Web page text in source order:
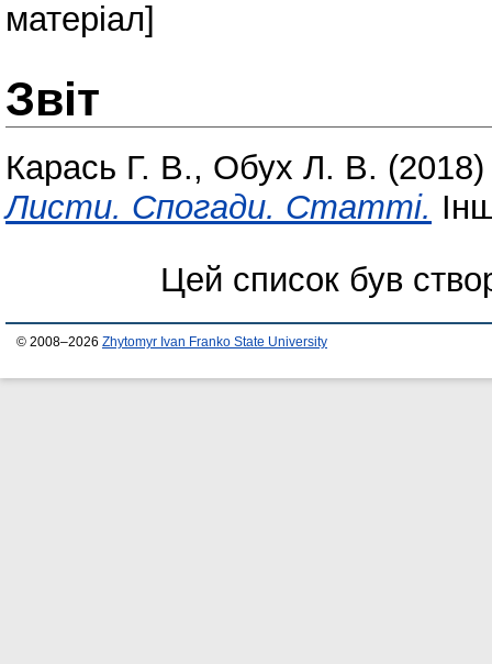
матеріал]
Звіт
Карась Г. В., Обух Л. В.
Листи. Спогади. Статті.
Цей список був
© 2008–2026 Zhytomyr Ivan Franko State University